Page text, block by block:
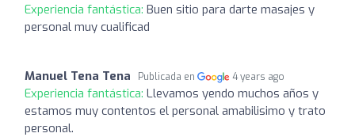
Experiencia fantástica: Buen sitio para darte masajes y
personal muy cualificad
Manuel Tena Tena Publicada en 4 years ago
Experiencia fantástica: Llevamos yendo muchos años y
estamos muy contentos el personal amabilisimo y trato
personal.